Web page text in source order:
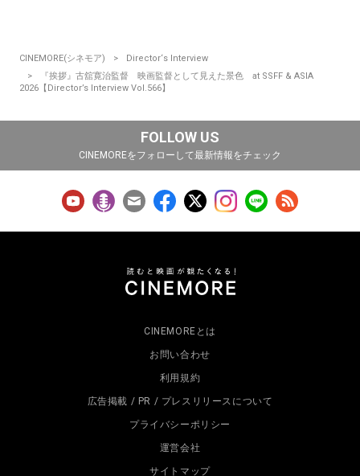
CINEMORE(シネモア)
Director‘s Interview
『挨拶』古舘寛治監督 映画監督として見えた景色 at SSFF & ASIA
2026【Director’s Interview Vol.566】
FOLLOW US
CINEMOREをフォローして最新情報をチェック
CINEMOREとは
お問い合わせ
利用規約
広告掲載 / PR / プレスリリースについて
プライバシーポリシー
運営会社
サイトマップ